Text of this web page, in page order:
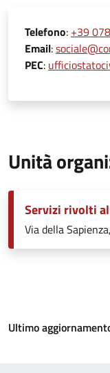
Telefono: +39
Email:
PEC:
Unità
Servizi rivolti
Via della
Ultimo